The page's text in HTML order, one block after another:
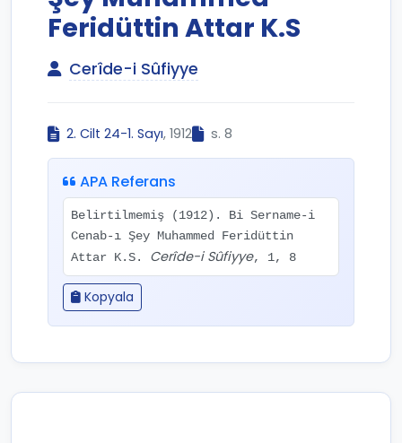
Feridüttin Attar K.S
Cerîde-i Sûfiyye
2. Cilt 24-1. Sayı, 1912 s. 8
APA Referans
Belirtilmemiş (1912). Bi Sername-i
Cenab-ı Şey Muhammed Feridüttin
Attar K.S. Cerîde-i Sûfiyye, 1, 8
Kopyala